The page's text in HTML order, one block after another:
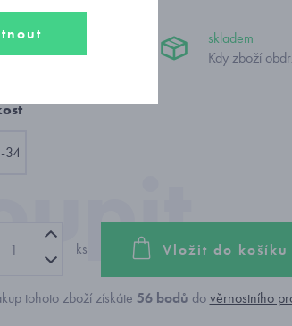
Kč
skladem
Kdy zboží
34
ks Vložit do košíku
tohoto zboží získáte 56bodů dověrnostního